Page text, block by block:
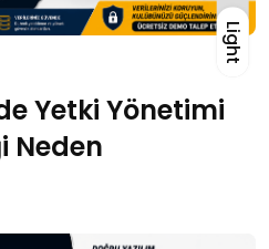
Yetki Yönetimi
Neden
Light
Light